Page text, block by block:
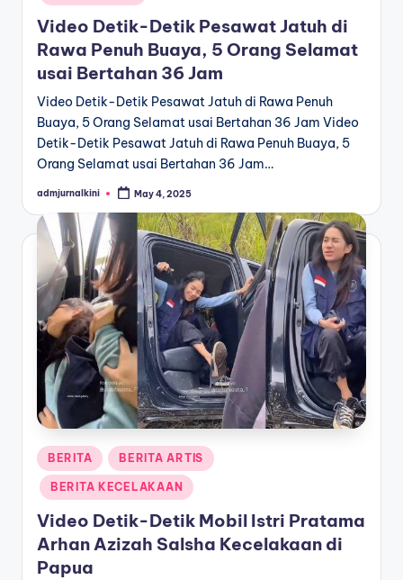
Video Detik-Detik Pesawat Jatuh di
Rawa Penuh Buaya, 5 Orang Selamat
usai Bertahan 36 Jam
Video Detik-Detik Pesawat Jatuh di Rawa Penuh
Buaya, 5 Orang Selamat usai Bertahan 36 Jam Video
Detik-Detik Pesawat Jatuh di Rawa Penuh Buaya, 5
Orang Selamat usai Bertahan 36 Jam…
Posted
admjurnalkini May 4, 2025
Posted
in
BERITA BERITA ARTIS
BERITA KECELAKAAN
Video Detik-Detik Mobil Istri Pratama
Arhan Azizah Salsha Kecelakaan di
Papua